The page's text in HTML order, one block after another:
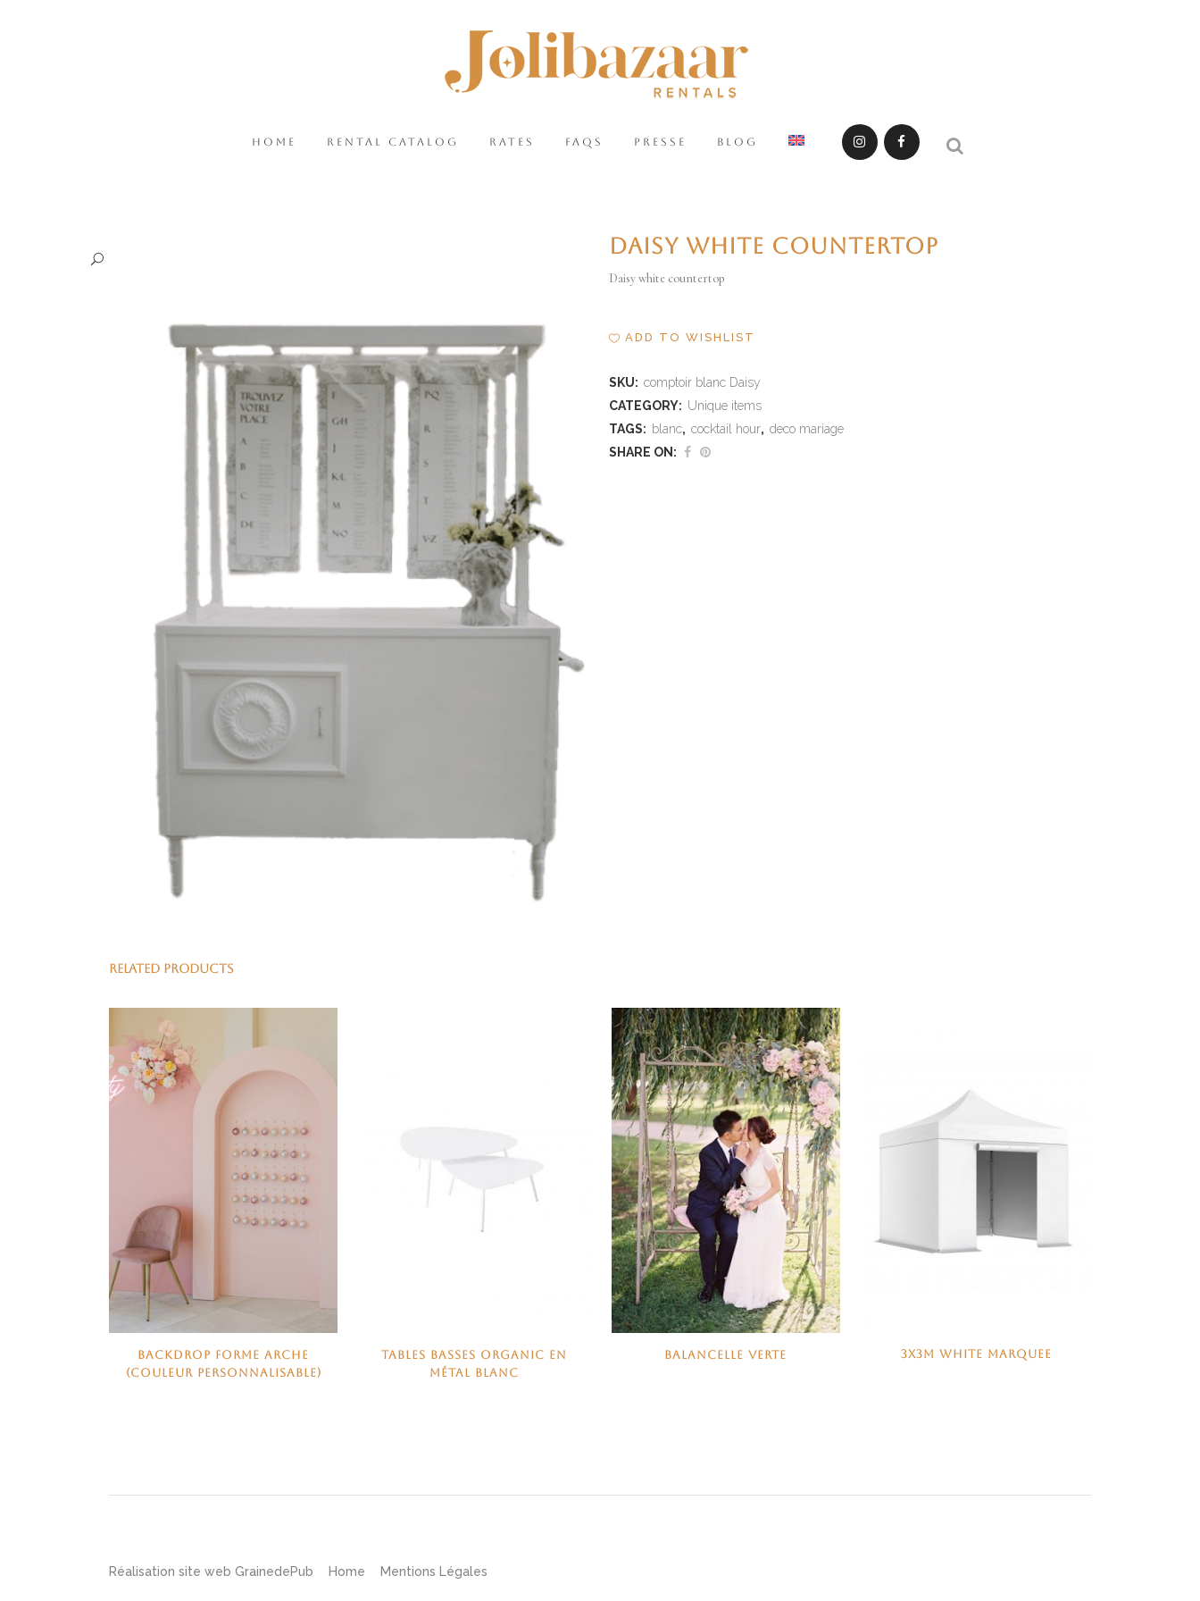
HOME RENTAL CATALOG RATES FAQS PRESSE BLOG
DAISY WHITE COUNTERTOP
Daisy white countertop
ADD TO WISHLIST
SKU: comptoir blanc Daisy
CATEGORY: Unique items
TAGS: blanc, cocktail hour, deco mariage
SHARE ON:
RELATED PRODUCTS
BACKDROP FORME ARCHE
(COULEUR PERSONNALISABLE)
TABLES BASSES ORGANIC EN
MÉTAL BLANC
BALANCELLE VERTE 3X3M WHITE MARQUEE
Réalisation site web GrainedePub Home Mentions Légales